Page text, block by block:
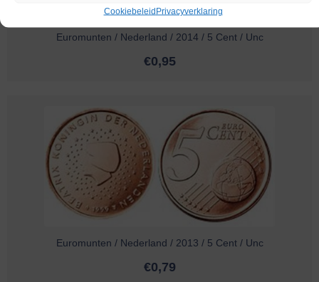
CookiebeleidPrivacyverklaring
Euromunten / Nederland / 2014 / 5 Cent / Unc
€0,95
Euromunten / Nederland / 2013 / 5 Cent / Unc
€0,79